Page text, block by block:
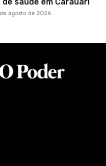
agosto de 2026